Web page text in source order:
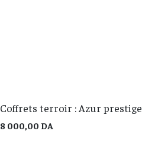
Coffrets terroir : Azur prestige
8 000,00 DA